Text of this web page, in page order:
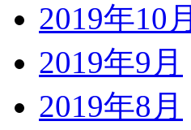
2019年10月
2019年9月
2019年8月